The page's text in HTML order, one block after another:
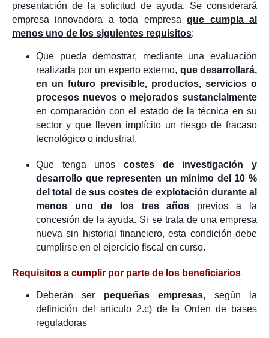
presentación de la solicitud de ayuda. Se considerará
empresa innovadora a toda empresaque cumpla al
menos uno de los siguientes requisitos:
Que pueda demostrar, mediante una evaluación
realizada por un experto externo, que desarrollará,
en un futuro previsible, productos, servicios o
procesos nuevos o mejorados sustancialmente
en comparación con el estado de la técnica en su
sector y que lleven implícito un riesgo de fracaso
tecnológico o industrial.
Que tenga unos costes de investigación y
desarrollo que representen un mínimo del 10 %
del total de sus costes de explotación durante al
menos uno de los tres años previos a la
concesión de la ayuda. Si se trata de una empresa
nueva sin historial financiero, esta condición debe
cumplirse en el ejercicio fiscal en curso.
Requisitos a cumplir por parte de los beneficiarios
Deberán ser pequeñas empresas, según la
definición del articulo 2.c) de la Orden de bases
reguladoras